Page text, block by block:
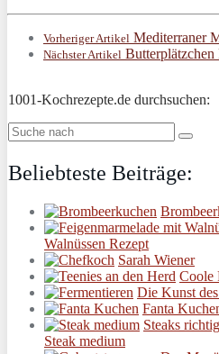
Vorheriger Artikel Mediterraner
Nächster Artikel Butterplätzchen
1001-Kochrezepte.de durchsuchen:
Beliebteste Beiträge:
Walnüssen Rezept
Sarah Wiener
Coole
Die Kunst
Fanta
Steaks
Steak medium